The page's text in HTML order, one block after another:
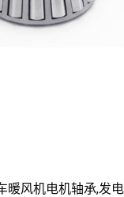
风机电机轴承,发